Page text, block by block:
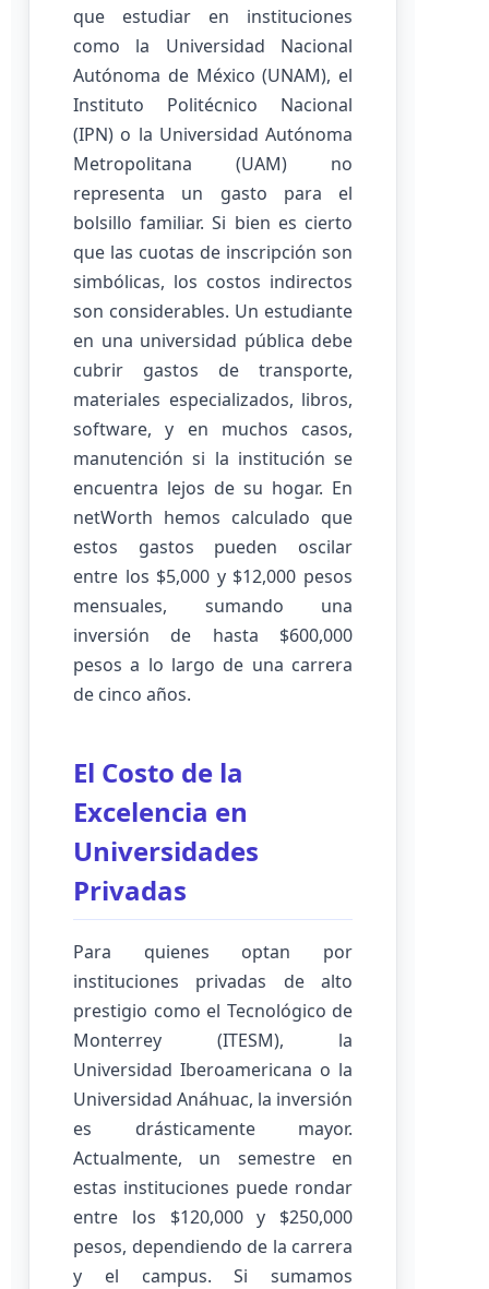
que estudiar en instituciones
como la Universidad Nacional
Autónoma de México (UNAM), el
Instituto Politécnico Nacional
(IPN) o la Universidad Autónoma
Metropolitana (UAM) no
representa un gasto para el
bolsillo familiar. Si bien es cierto
que las cuotas de inscripción son
simbólicas, los costos indirectos
son considerables. Un estudiante
en una universidad pública debe
cubrir gastos de transporte,
materiales especializados, libros,
software, y en muchos casos,
manutención si la institución se
encuentra lejos de su hogar. En
netWorth hemos calculado que
estos gastos pueden oscilar
entre los $5,000 y $12,000 pesos
mensuales, sumando una
inversión de hasta $600,000
pesos a lo largo de una carrera
de cinco años.
El Costo de la
Excelencia en
Universidades
Privadas
Para quienes optan por
instituciones privadas de alto
prestigio como el Tecnológico de
Monterrey (ITESM), la
Universidad Iberoamericana o la
Universidad Anáhuac, la inversión
es drásticamente mayor.
Actualmente, un semestre en
estas instituciones puede rondar
entre los $120,000 y $250,000
pesos, dependiendo de la carrera
y el campus. Si sumamos